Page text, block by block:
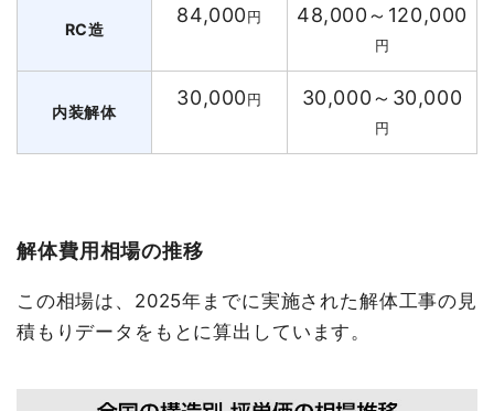
RC造
84,000円 48,000～120,000
円
内装解体
30,000円 30,000～30,000
円
解体費用相場の推移
この相場は、2025年までに実施された解体工事の見
積もりデータをもとに算出しています。